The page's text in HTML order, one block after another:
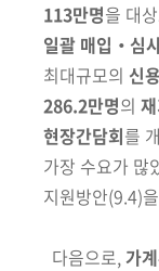
113만명을 대
일괄 매입‧심
최대규모의 신
286.2만명의
현장간담회를
가장 수요가 많
지원방안(9.4)
다음으로,가